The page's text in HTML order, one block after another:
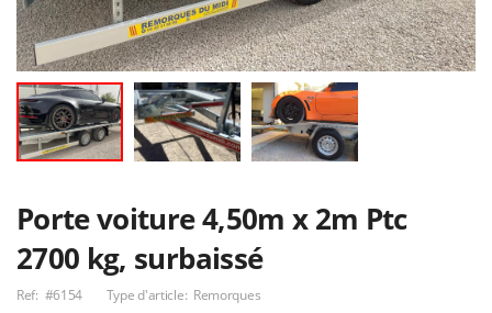
Attelage Dacia
Duster GPL
Nous consulter
Attelage Chrysler
Voyager de 96 à
2001
50,00€
Remorque plateau
type TM modèle
CPF 4 m x 2 m
4 400,00€
multi-rouleaux
AREA modèle
A252S
Porte voiture 4,50m x 2m Ptc
2700 kg, surbaissé
Ref: #6154 Type d'article: Remorques